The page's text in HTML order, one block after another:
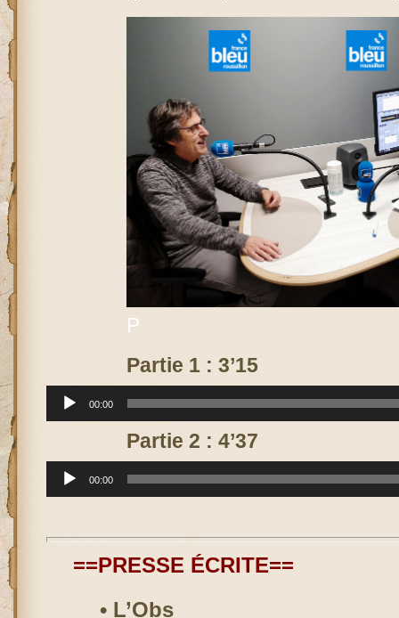
P
Partie 1 : 3’15
Lecteur
audio
00:00
Partie 2 : 4’37
Lecteur
audio
00:00
==PRESSE ÉCRITE==
• L’Obs